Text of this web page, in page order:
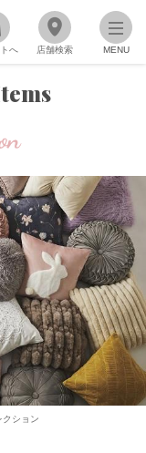
MENU
へ 店舗検索
クション